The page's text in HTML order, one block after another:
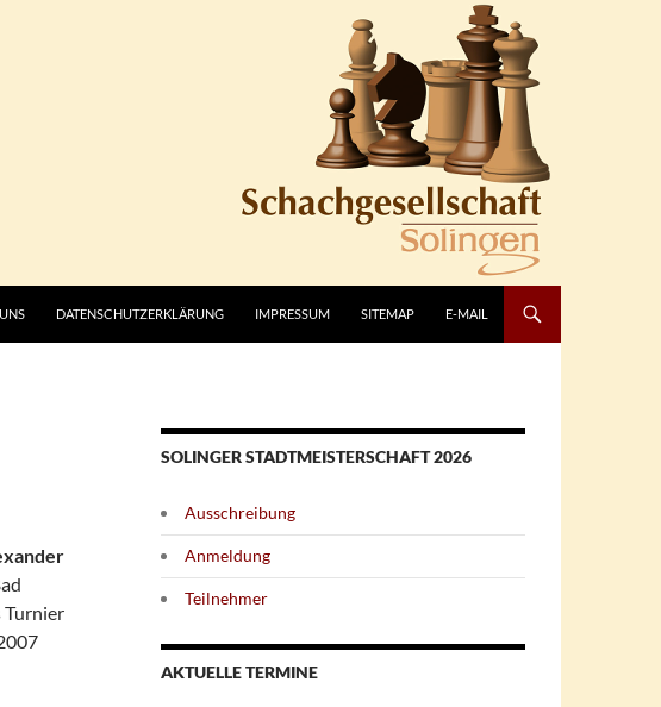
DATENSCHUTZERKLÄRUNG IMPRESSUM SITEMAP E-MAIL
Turnier
SOLINGER STADTMEISTERSCHAFT 2026
Ausschreibung
Anmeldung
Teilnehmer
AKTUELLE TERMINE